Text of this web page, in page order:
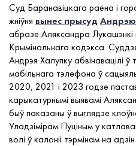
Суд Баранавіцкага раёна і
жніўня вынес прысуд
абразе Аляксандра
Крымінальнага кодэкса.
Андрэя Халупку абвінавацілі
мабільнага тэлефона ў
2020, 2021 і 2023 годзе
карыкатурнымі выявамі
быў паказаны ў выглядзе
Уладзімірам Пуціным у
волі ў калоніі тэрмінам на